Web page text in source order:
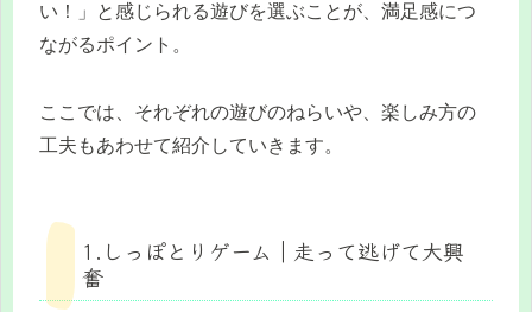
い！」と感じられる遊びを選ぶことが、満足感につ
ながるポイント。
ここでは、それぞれの遊びのねらいや、楽しみ方の
工夫もあわせて紹介していきます。
1.しっぽとりゲーム｜走って逃げて大興
奮